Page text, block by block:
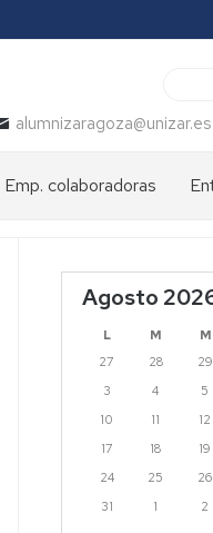
alumnizaragoza@unizar.es
Emp. colaboradoras
Agosto
L M M
27
28 29
3
4 5
10
11 12
17
18 19
24
25 26
31
1 2